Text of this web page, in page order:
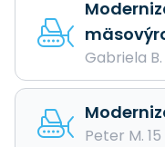
Gabriela
Peter M.